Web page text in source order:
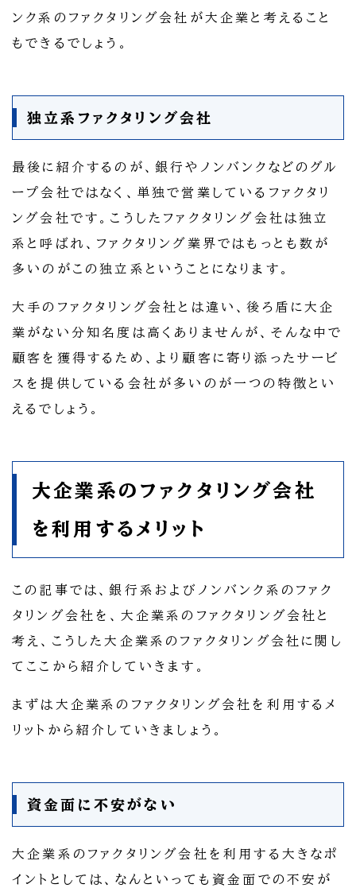
ンク系のファクタリング会社が大企業と考えること
もできるでしょう。
独立系ファクタリング会社
最後に紹介するのが、銀行やノンバンクなどのグル
ープ会社ではなく、単独で営業しているファクタリ
ング会社です。こうしたファクタリング会社は独立
系と呼ばれ、ファクタリング業界ではもっとも数が
多いのがこの独立系ということになります。
大手のファクタリング会社とは違い、後ろ盾に大企
業がない分知名度は高くありませんが、そんな中で
顧客を獲得するため、より顧客に寄り添ったサービ
スを提供している会社が多いのが一つの特徴とい
えるでしょう。
大企業系のファクタリング会社
を利用するメリット
この記事では、銀行系およびノンバンク系のファク
タリング会社を、大企業系のファクタリング会社と
考え、こうした大企業系のファクタリング会社に関し
てここから紹介していきます。
まずは大企業系のファクタリング会社を利用するメ
リットから紹介していきましょう。
資金面に不安がない
大企業系のファクタリング会社を利用する大きなポ
イントとしては、なんといっても資金面での不安が